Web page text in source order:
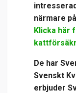
närmare
Klicka här
De har
Svenskt
erbjuder